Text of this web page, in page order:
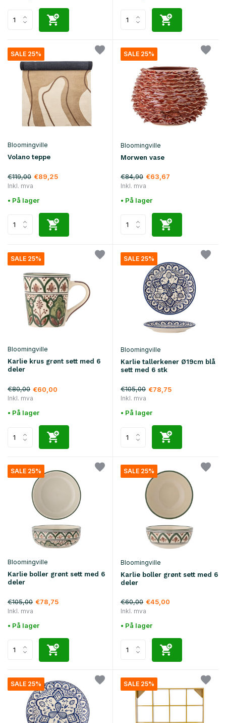
SALE 25%
Bloomingville
Volano teppe
€119,00 €89,25
Inkl. mva
• På lager
SALE 25%
Bloomingville
Morwen vase
€84,90 €63,67
Inkl. mva
• På lager
SALE 25%
Bloomingville
Karlie krus grønt sett med 6
deler
€80,00 €60,00
Inkl. mva
• På lager
SALE 25%
Bloomingville
Karlie tallerkener Ø19cm blå
sett med 6 stk
€105,00 €78,75
Inkl. mva
• På lager
SALE 25%
Bloomingville
Karlie boller grønt sett med 6
deler
€105,00 €78,75
Inkl. mva
• På lager
SALE 25%
Bloomingville
Karlie boller grønt sett med 6
deler
€60,00 €45,00
Inkl. mva
• På lager
SALE 25% SALE 25%